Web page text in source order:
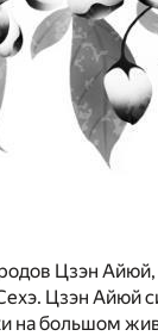
Цзэн Айюй,
Цзэн Айюй
на большом